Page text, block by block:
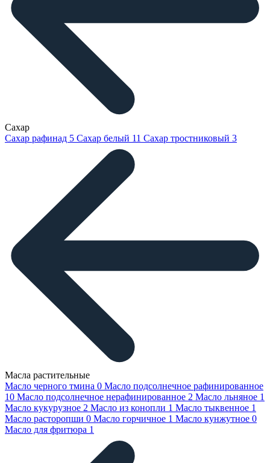
Сахар
Сахар рафинад 5 Сахар белый 11 Сахар тростниковый 3
Масла растительные
Масло черного тмина 0 Масло подсолнечное рафинированное
10 Масло подсолнечное нерафинированное 2 Масло льняное 1
Масло кукурузное 2 Масло из конопли 1 Масло тыквенное 1
Масло расторопши 0 Масло горчичное 1 Масло кунжутное 0
Масло для фритюра 1